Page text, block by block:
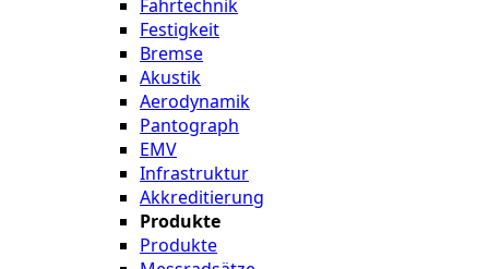
Fahrtechnik
Festigkeit
Bremse
Akustik
Aerodynamik
Pantograph
EMV
Infrastruktur
Akkreditierung
Produkte
Produkte